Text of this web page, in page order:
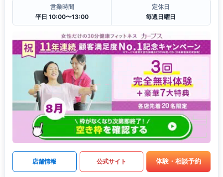
営業時間
平日 10:00〜13:00
定休日
毎週日曜日
店舗情報 公式サイト 体験・相談予約